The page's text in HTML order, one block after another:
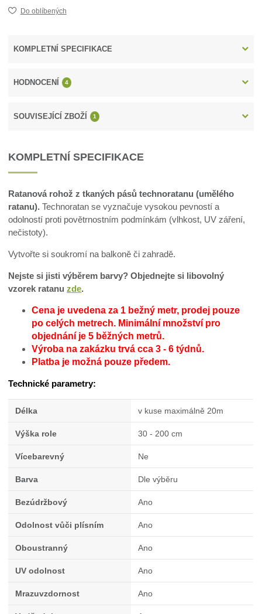
Do oblíbených
KOMPLETNÍ SPECIFIKACE
HODNOCENÍ 4
SOUVISEJÍCÍ ZBOŽÍ 1
KOMPLETNÍ SPECIFIKACE
Ratanová rohož z tkaných pásů technoratanu (umělého
ratanu). Technoratan se vyznačuje vysokou pevností a
odolností proti povětrnostním podmínkám (vlhkost, UV záření,
nečistoty).
Vytvořte si soukromí na balkoně či zahradě.
Nejste si jisti výběrem barvy? Objednejte si libovolný
vzorek ratanuzde.
Cena je uvedena za 1 bežný metr, prodej pouze
po celých metrech. Minimální množství pro
objednání je 5 běžných metrů.
Výroba na zakázku trvá cca 3 - 6 týdnů.
Platba je možná pouze předem.
Technické parametry:
Délka v kuse maximálně 20m
Výška role 30 - 200 cm
Vícebarevný Ne
Barva Dle výběru
Bezúdržbový Ano
Odolnost vůči plísním Ano
Oboustranný Ano
UV odolnost Ano
Mrazuvzdornost Ano